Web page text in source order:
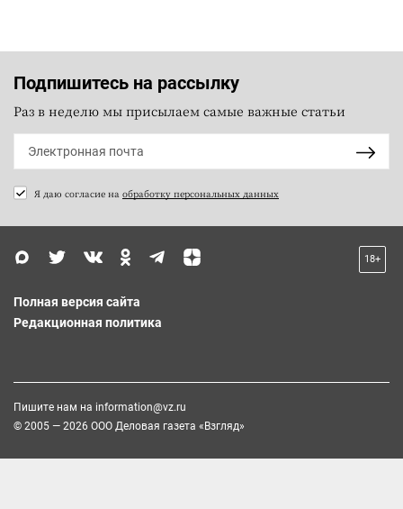
Подпишитесь на рассылку
Раз в неделю мы присылаем самые важные статьи
Я даю согласие на обработку персональных данных
18+
Полная версия сайта
Редакционная политика
Пишите нам на information@vz.ru
© 2005 — 2026 ООО Деловая газета «Взгляд»